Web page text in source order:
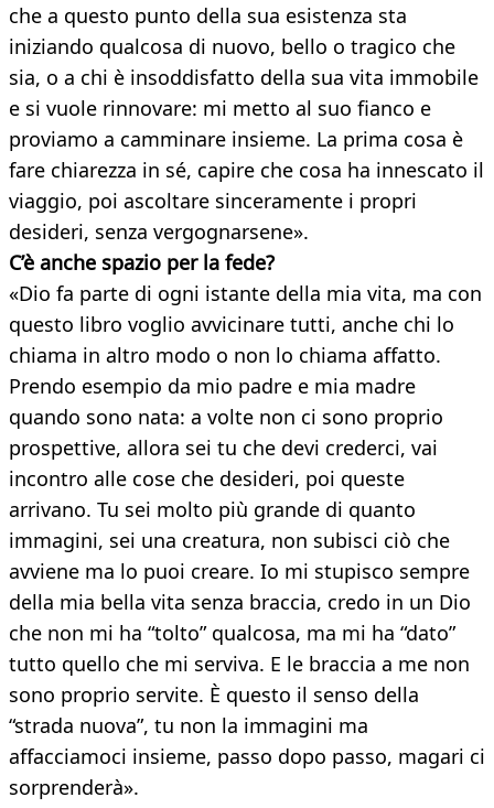
che a questo punto della sua esistenza sta
iniziando qualcosa di nuovo, bello o tragico che
sia, o a chi è insoddisfatto della sua vita immobile
e si vuole rinnovare: mi metto al suo fianco e
proviamo a camminare insieme. La prima cosa è
fare chiarezza in sé, capire che cosa ha innescato il
viaggio, poi ascoltare sinceramente i propri
desideri, senza vergognarsene».
C’è anche spazio per la fede?
«Dio fa parte di ogni istante della mia vita, ma con
questo libro voglio avvicinare tutti, anche chi lo
chiama in altro modo o non lo chiama affatto.
Prendo esempio da mio padre e mia madre
quando sono nata: a volte non ci sono proprio
prospettive, allora sei tu che devi crederci, vai
incontro alle cose che desideri, poi queste
arrivano. Tu sei molto più grande di quanto
immagini, sei una creatura, non subisci ciò che
avviene ma lo puoi creare. Io mi stupisco sempre
della mia bella vita senza braccia, credo in un Dio
che non mi ha “tolto” qualcosa, ma mi ha “dato”
tutto quello che mi serviva. E le braccia a me non
sono proprio servite. È questo il senso della
“strada nuova”, tu non la immagini ma
affacciamoci insieme, passo dopo passo, magari ci
sorprenderà».